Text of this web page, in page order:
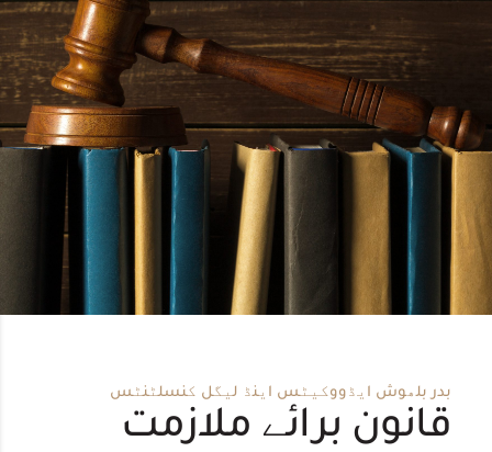
بدر بلھوش ایڈووکیٹس اینڈ لیگل کنسلٹنٹس
قانون برائے ملازمت